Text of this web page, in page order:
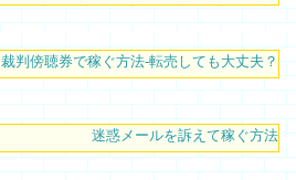
裁判傍聴券で稼ぐ方法-転売しても大丈夫？
迷惑メールを訴えて稼ぐ方法